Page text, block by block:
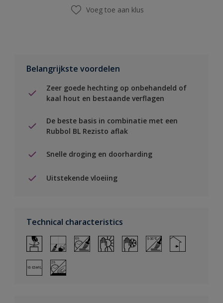
Voeg toe aan klus
Belangrijkste voordelen
Zeer goede hechting op onbehandeld of
kaal hout en bestaande verflagen
De beste basis in combinatie met een
Rubbol BL Rezisto aflak
Snelle droging en doorharding
Uitstekende vloeiing
Technical characteristics